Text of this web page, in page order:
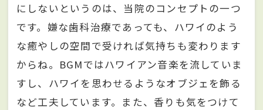
にしないというのは、当院のコンセプトの一つ
です。嫌な歯科治療であっても、ハワイのよう
な癒やしの空間で受ければ気持ちも変わります
からね。BGMではハワイアン音楽を流していま
すし、ハワイを思わせるようなオブジェを飾る
など工夫しています。また、香りも気をつけて